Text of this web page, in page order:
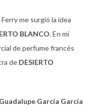
me surgió la idea
BLANCO. En mi
de perfume francés
de DESIERTO
García García